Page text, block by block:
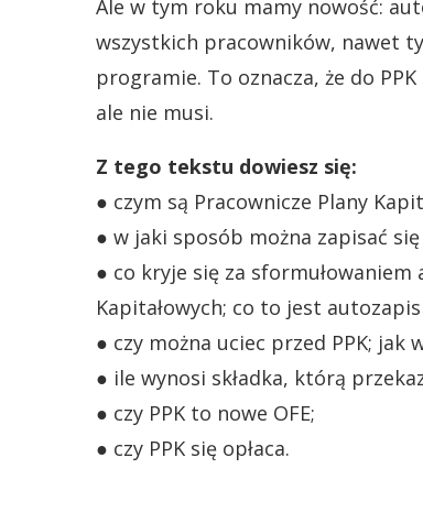
Ale w tym roku mamy nowość:
wszystkich pracowników, nawet
programie. To oznacza, że do
ale nie musi.
Z tego tekstu dowiesz się:
● czym są Pracownicze Plany
● w jaki sposób można zapisać się
● co kryje się za
Kapitałowych; co to jest autozapis
● czy można uciec przed PPK; jak
● ile wynosi składka, którą
● czy PPK to nowe OFE;
● czy PPK się opłaca.